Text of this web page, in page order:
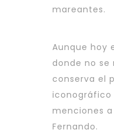
mareantes.
Aunque hoy
donde no
conserva el
iconográfico
menciones a
Fernando.